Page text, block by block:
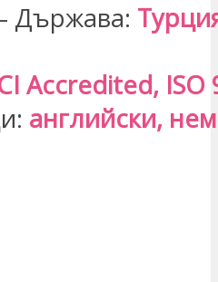
Държава:
Accredited,
английски,